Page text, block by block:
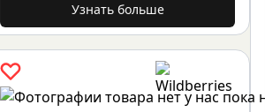
Узнать больше